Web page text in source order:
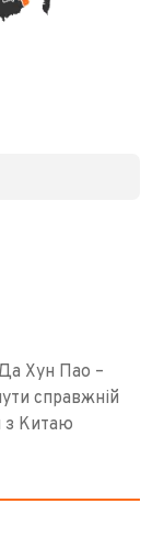
Хун Пао –
справжній
з Китаю